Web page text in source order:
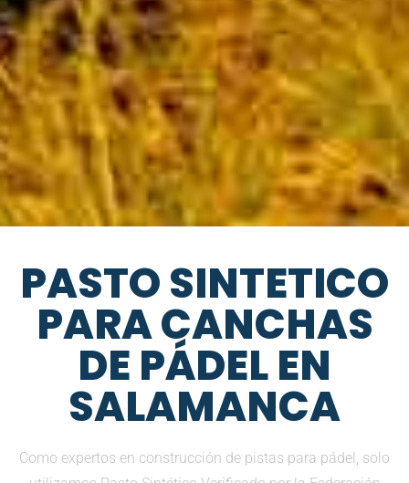
PASTO SINTETICO
PARA CANCHAS
DE PÁDEL EN
SALAMANCA
Como expertos en construcción de pistas para pádel, solo